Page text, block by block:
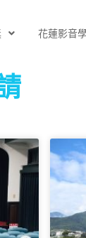
花蓮影音